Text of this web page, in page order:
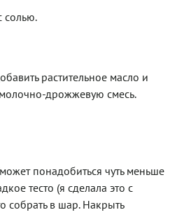
солью.
растительное масло и
дрожжевую смесь.
понадобиться чуть меньше
тесто (я сделала это с
собрать в шар. Накрыть